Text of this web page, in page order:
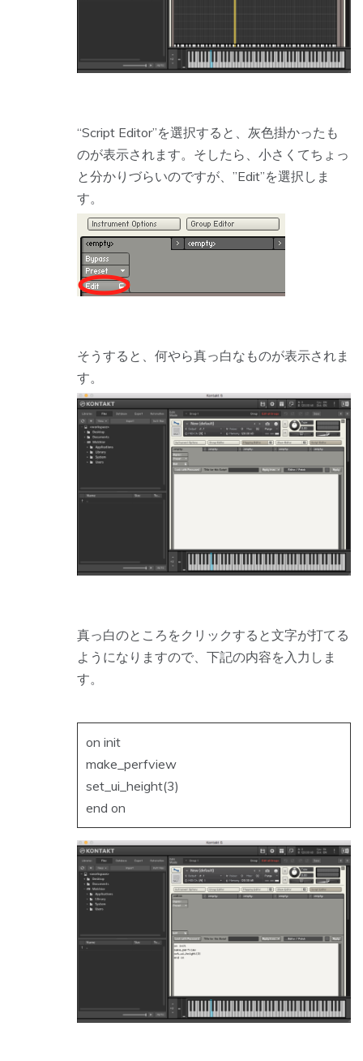
“Script Editor”を選択すると、灰色掛かったも
のが表示されます。そしたら、小さくてちょっ
と分かりづらいのですが、”Edit”を選択しま
す。
そうすると、何やら真っ白なものが表示されま
す。
真っ白のところをクリックすると文字が打てる
ようになりますので、下記の内容を入力しま
す。
on init
make_perfview
set_ui_height(3)
end on